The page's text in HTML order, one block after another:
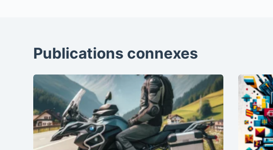
Publications connexes